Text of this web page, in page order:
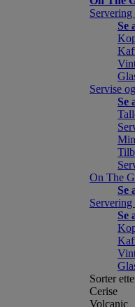
Se
Servise
Se
On The
Se
Se
Sorter
Cerise
Volcanic